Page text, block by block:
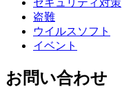
セキュリティ対策
盗難
ウイルスソフト
イベント
お問い合わせ